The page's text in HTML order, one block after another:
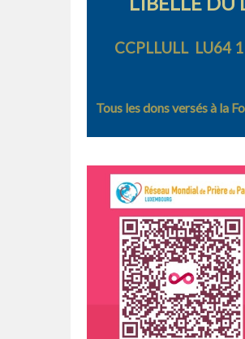
CCPLLULL LU64
Tous les dons versés à la